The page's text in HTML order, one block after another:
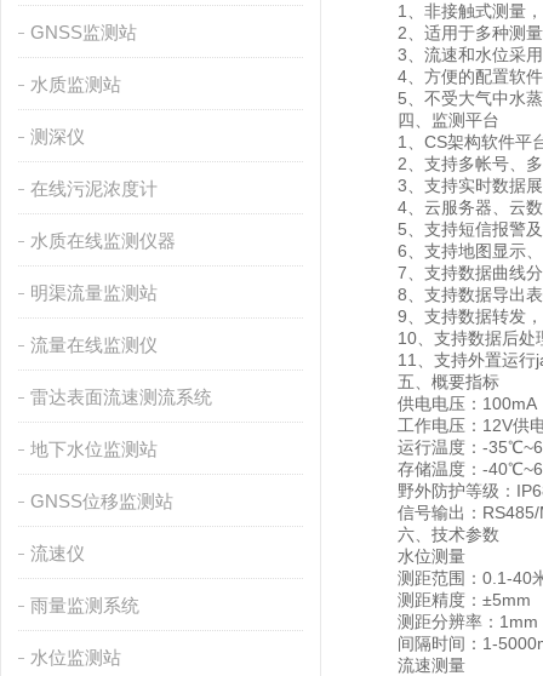
GNSS监测站
水质监测站
测深仪
在线污泥浓度计
水质在线监测仪器
明渠流量监测站
流量在线监测仪
雷达表面流速测流系统
地下水位监测站
GNSS位移监测站
流速仪
雨量监测系统
水位监测站
1、非接触式测量，
2、适用于多种测量
3、流速和水位采用
4、方便的配置软件
5、不受大气中水蒸
四、监测平台
1、CS架构软件平台
2、支持多帐号、多
3、支持实时数据展
4、云服务器、云数
5、支持短信报警及
6、支持地图显示、
7、支持数据曲线
8、支持数据导出表
9、支持数据转发，
10、支持数据后处
11、支持外置运行
五、概要指标
供电电压：100mA
工作电压：12V供
运行温度：-
存储温度：-
野外防护等级：
信号输出：RS485/
六、技术参数
水位测量
测距范围：0.1-40
测距精度：±5mm
测距分辨率：1mm
间隔时间：1-
流速测量